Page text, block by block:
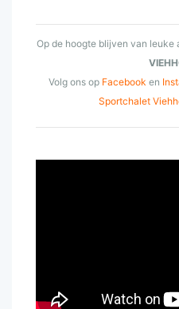
Op de hoogte blijven van leuke
Volg ons op Facebook en
Sportchalet